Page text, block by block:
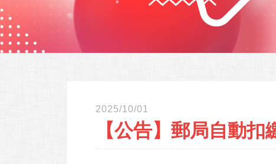
2025/10/01
【公告】郵局自動